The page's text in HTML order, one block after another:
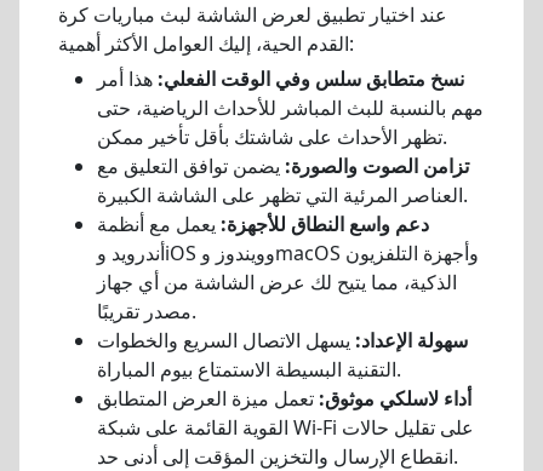
عند اختيار تطبيق لعرض الشاشة لبث مباريات كرة
القدم الحية، إليك العوامل الأكثر أهمية:
نسخ متطابق سلس وفي الوقت الفعلي: هذا أمر
مهم بالنسبة للبث المباشر للأحداث الرياضية، حتى
تظهر الأحداث على شاشتك بأقل تأخير ممكن.
تزامن الصوت والصورة: يضمن توافق التعليق مع
العناصر المرئية التي تظهر على الشاشة الكبيرة.
دعم واسع النطاق للأجهزة: يعمل مع أنظمة
أندرويد وiOS وويندوز وmacOS وأجهزة التلفزيون
الذكية، مما يتيح لك عرض الشاشة من أي جهاز
مصدر تقريبًا.
سهولة الإعداد: يسهل الاتصال السريع والخطوات
التقنية البسيطة الاستمتاع بيوم المباراة.
أداء لاسلكي موثوق: تعمل ميزة العرض المتطابق
القوية القائمة على شبكة Wi-Fi على تقليل حالات
انقطاع الإرسال والتخزين المؤقت إلى أدنى حد.